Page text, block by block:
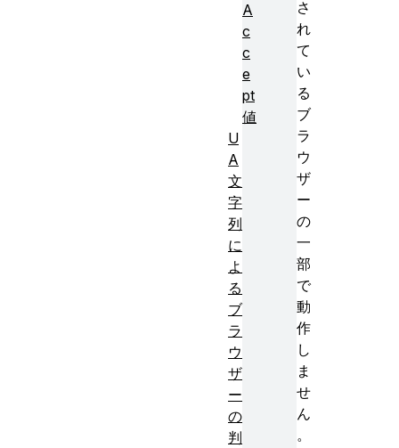
さ
れ
て
い
る
ブ
ラ
ウ
ザ
ー
の
一
部
で
動
作
し
ま
せ
ん
。
A
c
c
e
pt
値
U
A
文
字
列
に
よ
る
ブ
ラ
ウ
ザ
ー
の
判